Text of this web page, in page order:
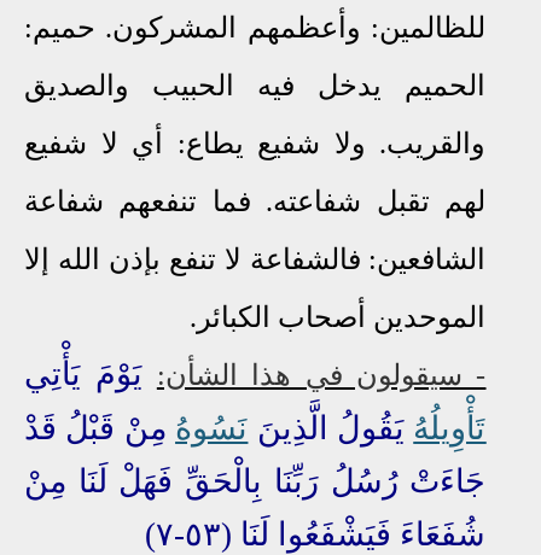
للظالمين: وأعظمهم المشركون. حميم:
الحميم يدخل فيه الحبيب والصديق
والقريب. ولا شفيع يطاع: أي لا شفيع
لهم تقبل شفاعته. فما تنفعهم شفاعة
الشافعين: فالشفاعة لا تنفع بإذن الله إلا
الموحدين أصحاب الكبائر.
- سيقولون في هذا الشأن: يَوْمَ يَأْتِي
تَأْوِيلُهُ يَقُولُ الَّذِينَ نَسُوهُ مِنْ قَبْلُ قَدْ
جَاءَتْ رُسُلُ رَبِّنَا بِالْحَقِّ فَهَلْ لَنَا مِنْ
شُفَعَاءَ فَيَشْفَعُوا لَنَا (٥٣-٧)